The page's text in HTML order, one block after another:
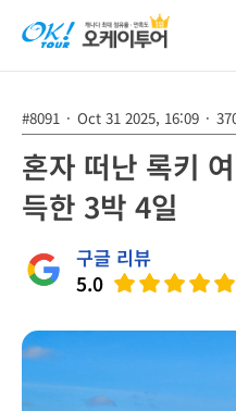
#8091 · Oct 31 2025, 16:09 ·
혼자 떠난 록키
득한 3박 4일
구글 리뷰
5.0